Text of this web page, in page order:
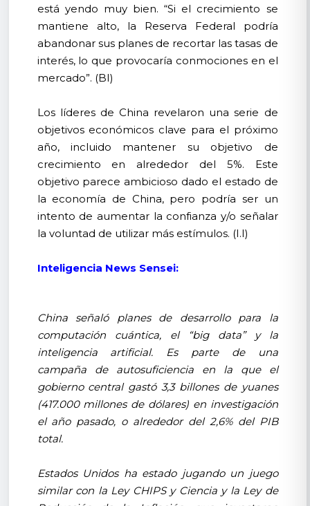
está yendo muy bien. “Si el crecimiento se
mantiene alto, la Reserva Federal podría
abandonar sus planes de recortar las tasas de
interés, lo que provocaría conmociones en el
mercado”. (BI)
Los líderes de China revelaron una serie de
objetivos económicos clave para el próximo
año, incluido mantener su objetivo de
crecimiento en alrededor del 5%. Este
objetivo parece ambicioso dado el estado de
la economía de China, pero podría ser un
intento de aumentar la confianza y/o señalar
la voluntad de utilizar más estímulos. (I.I)
Inteligencia News Sensei:
China señaló planes de desarrollo para la
computación cuántica, el “big data” y la
inteligencia artificial. Es parte de una
campaña de autosuficiencia en la que el
gobierno central gastó 3,3 billones de yuanes
(417.000 millones de dólares) en investigación
el año pasado, o alrededor del 2,6% del PIB
total.
Estados Unidos ha estado jugando un juego
similar con la Ley CHIPS y Ciencia y la Ley de